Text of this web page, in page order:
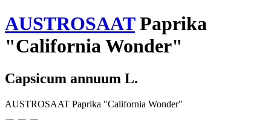
AUSTROSAATPaprika
"California Wonder"
Capsicum annuum L.
AUSTROSAAT Paprika "California Wonder"